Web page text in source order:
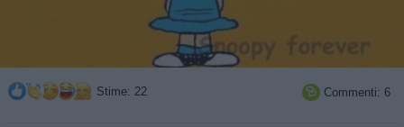
Stime: 22  Commenti: 6